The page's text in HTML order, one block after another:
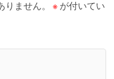
ません。 ※ が付いてい